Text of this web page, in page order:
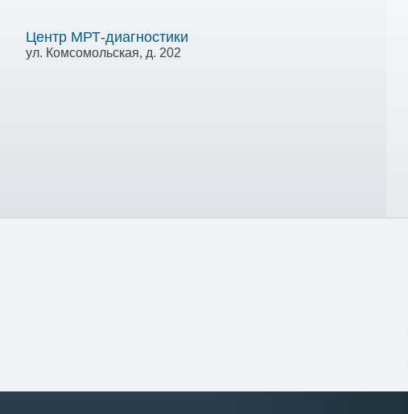
Центр МРТ-диагностики
ул. Комсомольская, д. 202